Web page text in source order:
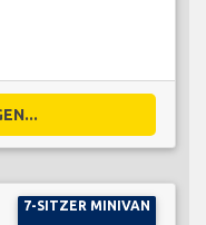
7-SITZER MINIVAN